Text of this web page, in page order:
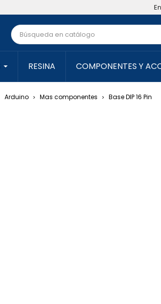
RESINA COMPONENTES Y
Arduino Mas componentes Base DIP 16 Pin